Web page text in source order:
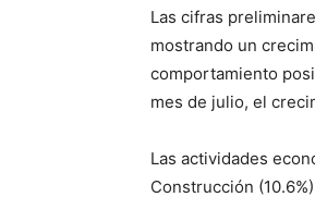
Las cifras
mostrando un
comportamiento
mes de julio, el
Las actividades
Construcción